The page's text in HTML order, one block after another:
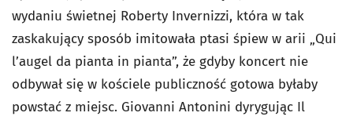
wydaniu świetnej Roberty Invernizzi, która w tak
zaskakujący sposób imitowała ptasi śpiew w arii „Qui
l’augel da pianta in pianta”, że gdyby koncert nie
odbywał się w kościele publiczność gotowa byłaby
powstać z miejsc. Giovanni Antonini dyrygując Il